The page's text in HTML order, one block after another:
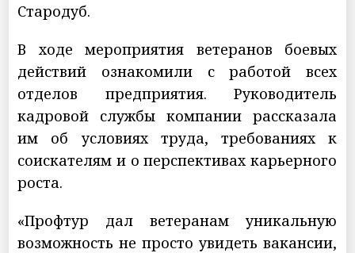
Стародуб.
В ходе мероприятия ветеранов боевых
действий ознакомили с работой всех
отделов предприятия. Руководитель
кадровой службы компании рассказала
им об условиях труда, требованиях к
соискателям и о перспективах карьерного
роста.
«Профтур дал ветеранам уникальную
возможность не просто увидеть вакансии,